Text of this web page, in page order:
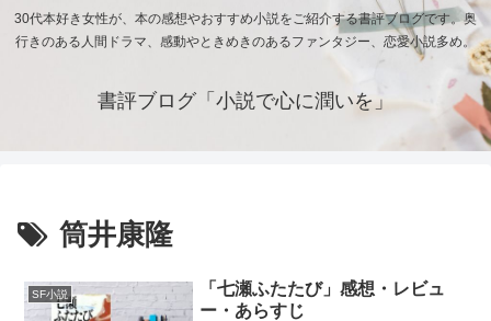
30代本好き女性が、本の感想やおすすめ小説をご紹介する書評ブログです。奥
行きのある人間ドラマ、感動やときめきのあるファンタジー、恋愛小説多め。
書評ブログ「小説で心に潤いを」
筒井康隆
SF小説
「七瀬ふたたび」感想・レビュ
ー・あらすじ